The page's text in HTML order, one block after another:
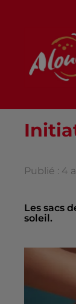
Publié : 4
Les sacs
soleil.